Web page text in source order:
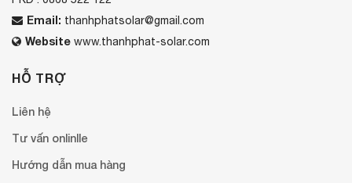
Email: thanhphatsolar@gmail.com
Website www.thanhphat-solar.com
HỖ TRỢ
Liên hệ
Tư vấn onlinlle
Hướng dẫn mua hàng